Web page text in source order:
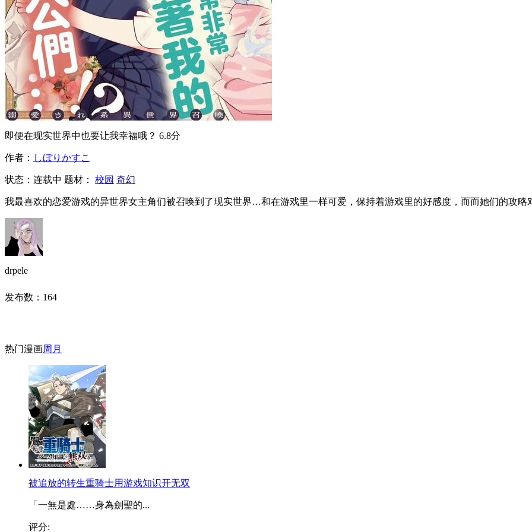
即便在现实世界中也要让我幸福哦？ 6.8分
作者： しぼりかすこ
状态： 连载中 题材： 校园 奇幻
我最喜欢的恋爱游戏的异世界女主角们被召唤到了现实世界…和在游戏里一样可爱，保持着游戏里的好感度，而而她们的攻略
drpele
发布数： 164
热门漫画周 月
被追放的转生重骑士用游戏知识开无双
「一無是處……身為劍聖的...
评分: